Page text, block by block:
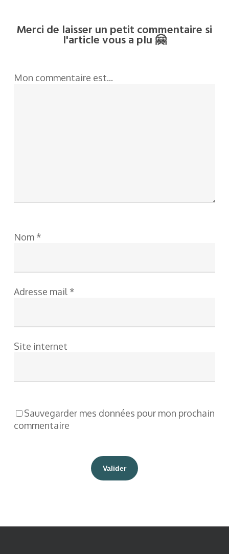
Merci de laisser un petit commentaire si
l'article vous a plu 🤗
Mon commentaire est...
Nom *
Adresse mail *
Site internet
Sauvegarder mes données pour mon prochain
commentaire